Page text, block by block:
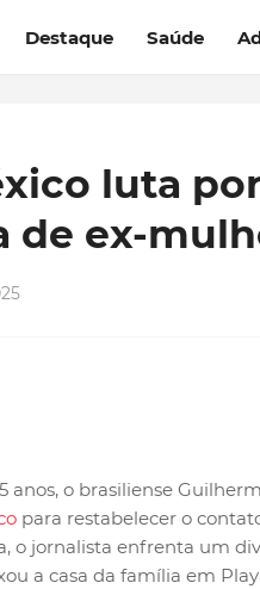
Destaque Saúde
luta
de ex-
anos, o brasiliense
para restabelecer o
o jornalista enfrenta um
a casa da família em